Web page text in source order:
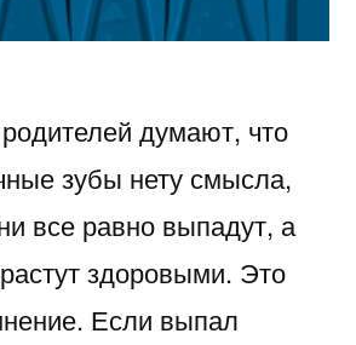
думают, что
зубы нету смысла,
все равно выпадут, а
здоровыми. Это
Если выпал